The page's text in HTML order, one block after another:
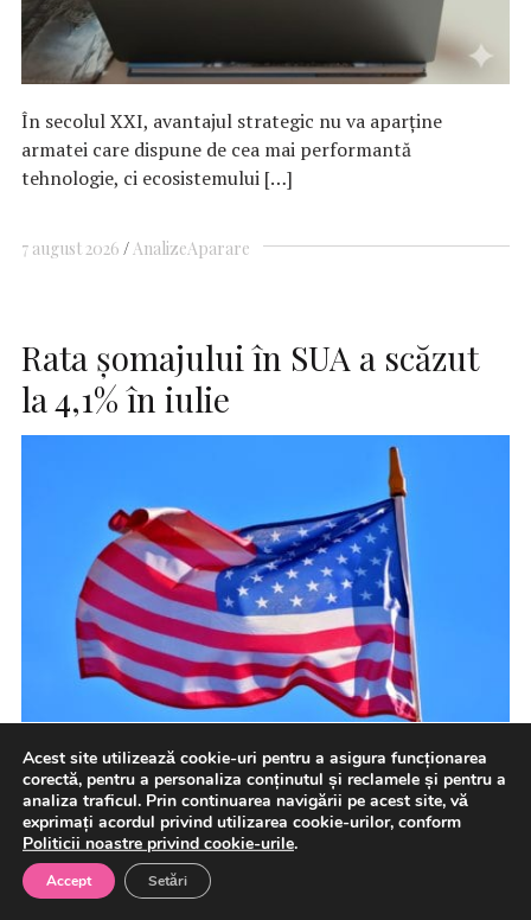
În secolul XXI, avantajul strategic nu va aparține
armatei care dispune de cea mai performantă
tehnologie, ci ecosistemului […]
7 august 2026 AnalizeAparare
Rata şomajului în SUA a scăzut
la 4,1% în iulie
Angajatorii din SUA au tăiat în mod neaşteptat 23.000
locuri de muncă luna trecută, iar datele revizuite ale […]
7 august 2026 International
Acest site utilizează cookie-uri pentru a asigura funcționarea
corectă, pentru a personaliza conținutul și reclamele și pentru a
analiza traficul. Prin continuarea navigării pe acest site, vă
exprimați acordul privind utilizarea cookie-urilor, conform
Politicii noastre privind cookie-urile.
Accept Setări